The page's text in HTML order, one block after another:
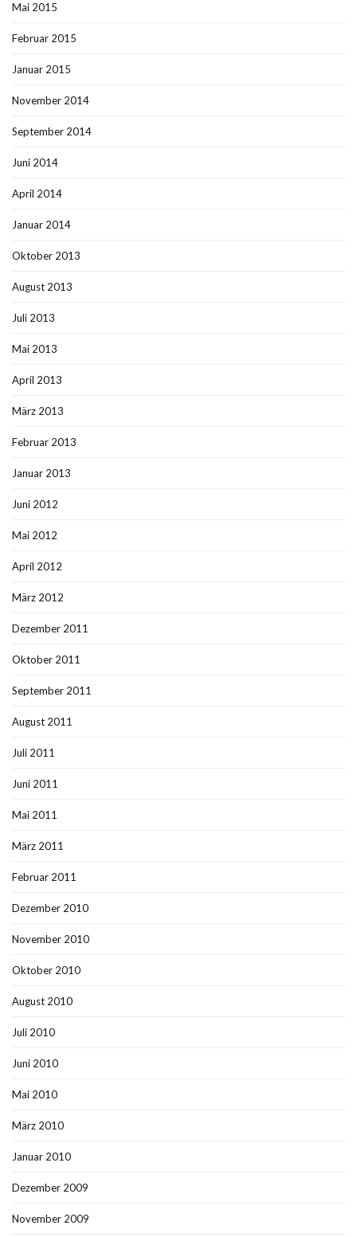
Mai 2015
Februar 2015
Januar 2015
November 2014
September 2014
Juni 2014
April 2014
Januar 2014
Oktober 2013
August 2013
Juli 2013
Mai 2013
April 2013
März 2013
Februar 2013
Januar 2013
Juni 2012
Mai 2012
April 2012
März 2012
Dezember 2011
Oktober 2011
September 2011
August 2011
Juli 2011
Juni 2011
Mai 2011
März 2011
Februar 2011
Dezember 2010
November 2010
Oktober 2010
August 2010
Juli 2010
Juni 2010
Mai 2010
März 2010
Januar 2010
Dezember 2009
November 2009